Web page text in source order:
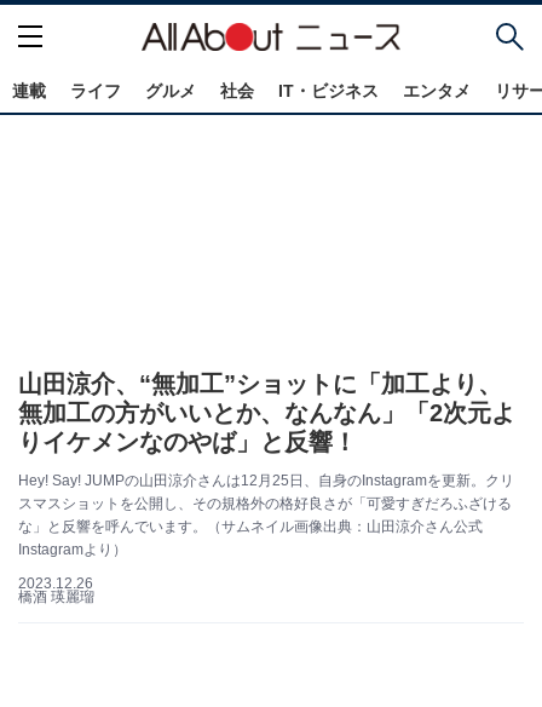
連載 ライフ グルメ 社会 IT・ビジネス エンタメ リサ
山田涼介、“無加工”ショットに「加工より、
無加工の方がいいとか、なんなん」「2次元よ
りイケメンなのやば」と反響！
Hey! Say! JUMPの山田涼介さんは12月25日、自身のInstagramを更新。クリ
スマスショットを公開し、その規格外の格好良さが「可愛すぎだろふざける
な」と反響を呼んでいます。（サムネイル画像出典：山田涼介さん公式
Instagramより）
2023.12.26
橋酒 瑛麗瑠